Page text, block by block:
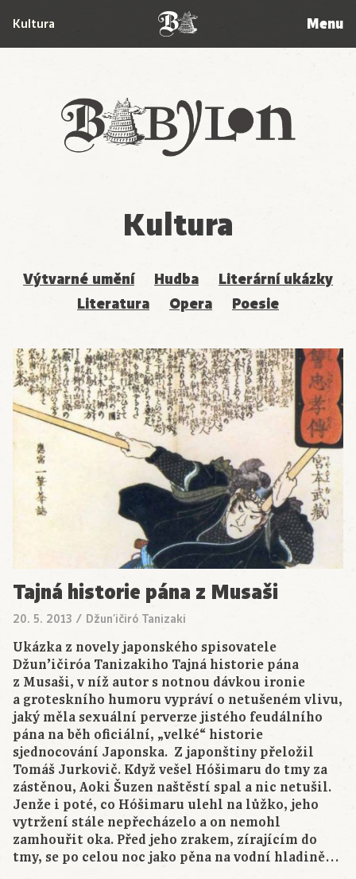
Babylon
Kultura Menu
Kultura
Výtvarné umění Hudba
Literární ukázky
Literatura
Opera Poesie
Tajná historie pána z Musaši
20. 5. 2013 / Džun’ičiró Tanizaki
Ukázka z novely japonského spisovatele
Džun’ičiróa Tanizakiho Tajná historie pána
z Musaši, v níž autor s notnou dávkou ironie
a groteskního humoru vypráví o netušeném vlivu,
jaký měla sexuální perverze jistého feudálního
pána na běh oficiální, „velké“ historie
sjednocování Japonska. Z japonštiny přeložil
Tomáš Jurkovič. Když vešel Hóšimaru do tmy za
zástěnou, Aoki Šuzen naštěstí spal a nic netušil.
Jenže i poté, co Hóšimaru ulehl na lůžko, jeho
vytržení stále nepřecházelo a on nemohl
zamhouřit oka. Před jeho zrakem, zírajícím do
tmy, se po celou noc jako pěna na vodní hladině…